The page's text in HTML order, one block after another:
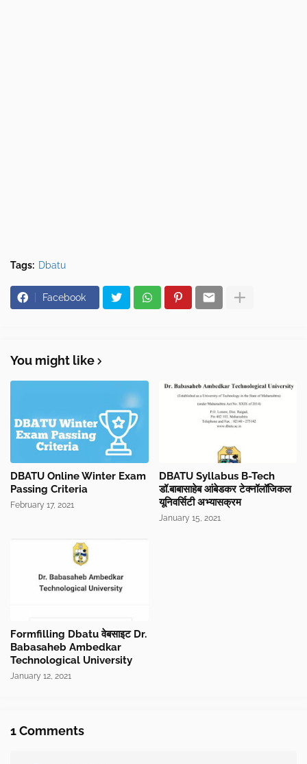
Tags: Dbatu
Facebook
You might like
DBATU Online Winter Exam
Passing Criteria
February 17, 2021
DBATU Syllabus B-Tech
डॉ.बाबासाहेब आंबेडकर टेक्नॉलॉजिकल
यूनिवर्सिटी अभ्यासक्रम
January 15, 2021
Formfilling Dbatu वेबसाइट Dr.
Babasaheb Ambedkar
Technological University
January 12, 2021
1 Comments